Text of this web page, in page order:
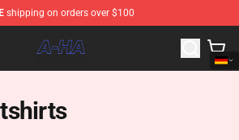
shipping on orders over $100
A-ha Merchandise Shop